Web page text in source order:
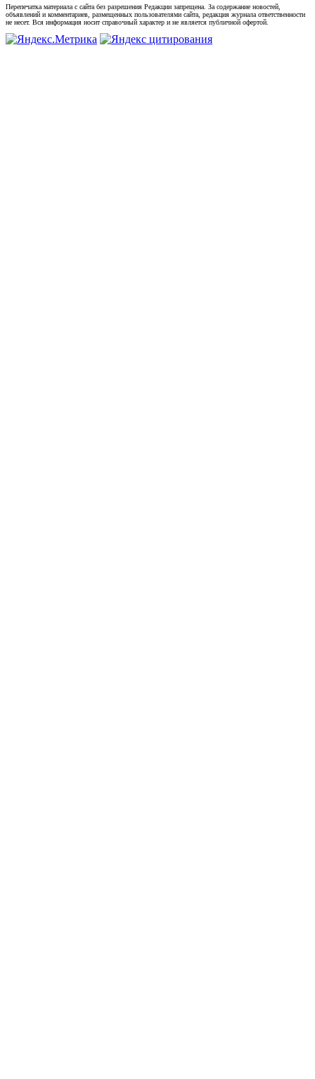
Перепечатка материала с сайта без разрешения Редакции запрещена. За содержание новостей,
объявлений и комментариев, размещенных пользователями сайта, редакция журнала ответственности
не несет. Вся информация носит справочный характер и не является публичной офертой.